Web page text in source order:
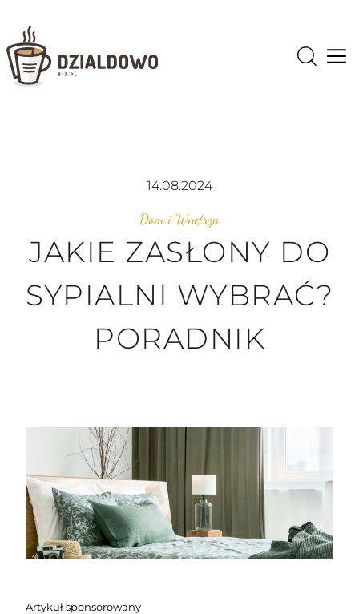
14.08.2024
Dom i Wnętrza
JAKIE ZASŁONY DO
SYPIALNI WYBRAĆ?
PORADNIK
Artykuł sponsorowany